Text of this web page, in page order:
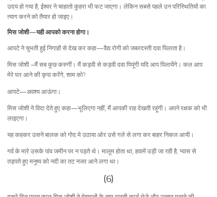
उदय हो गया है, ईश्वर ने चाहातो कुहरा भी फट जाएगा। लेकिन सबसे पहले उन परिस्थितियों का
त्याग करने को तैयार हो जाइए।
मिस जोशी—यही आपको करना होगा।
आपटे ने चुभती हुई निगाहों से देख कर कहा—वैद्य रोगी को जबरदस्ती दवा पिलाता है।
मिस जोशी –मैं सब कुछ करुगीं। मैं कड़वी से कड़वी दवा पियूंगी यदि आप पिलायेंगे। कल आप
मेरे घर आने की कृपा करेंगे, शाम को?
आपटे—अवश्य आऊंगा।
मिस जोशी ने विदा देते हुए कहा—भूलिएगा नहीं, मैं आपकी राह देखती रहूंगी। अपने रक्षक को भी
लाइएगा।
यह कहकर उसने बालक को गोद मे उठाया ओर उसे गले से लगा कर बाहर निकल आयी।
गर्व के मारे उसके पांव जमीन पर न पड़ते थे। मालूम होता था, हवामें उड़ी जा रही है, प्यास से
तड़पते हुए मनुष्य को नदी का तट नजर आने लगा था।
(6)